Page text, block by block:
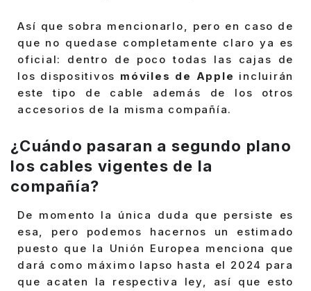
Así que sobra mencionarlo, pero en caso de
que no quedase completamente claro ya es
oficial: dentro de poco todas las cajas de
los dispositivos móviles de Apple incluirán
este tipo de cable además de los otros
accesorios de la misma compañía.
¿Cuándo pasaran a segundo plano
los cables vigentes de la
compañía?
De momento la única duda que persiste es
esa, pero podemos hacernos un estimado
puesto que la Unión Europea menciona que
dará como máximo lapso hasta el 2024 para
que acaten la respectiva ley, así que esto